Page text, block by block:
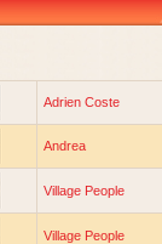
Adrien Coste
Andrea
Village People
Village People